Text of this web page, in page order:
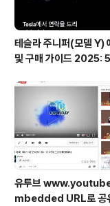
테슬라 주니퍼(모델 Y)
및 구매 가이드 2025:
유투브
mbedded URL로 공